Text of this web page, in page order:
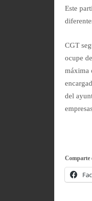
Este
CGT
ocupe
máxima
del
Comparte